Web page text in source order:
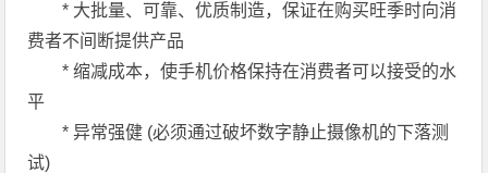
* 大批量、可靠、优质制造，保证在购买旺季时向消
费者不间断提供产品
* 缩减成本，使手机价格保持在消费者可以接受的水
平
* 异常强健 (必须通过破坏数字静止摄像机的下落测
试)